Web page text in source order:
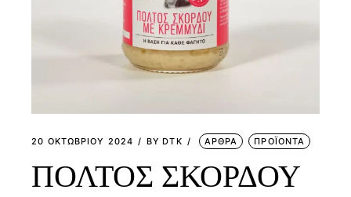
20 ΟΚΤΩΒΡΊΟΥ 2024 BY DTK ΑΡΘΡΑ ΠΡΟΪΟΝΤΑ
ΠΟΛΤΟΣ ΣΚΟΡΔΟΥ